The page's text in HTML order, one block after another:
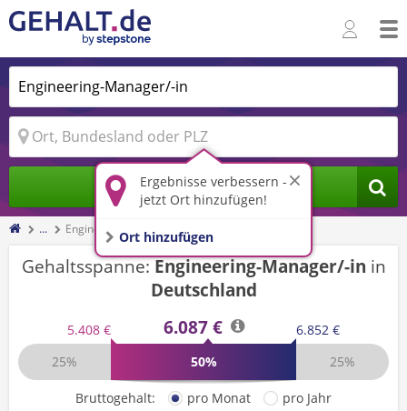
Ergebnisse verbessern -
jetzt Ort hinzufügen!
Ort hinzufügen
Jobs finden
... Engineering-Manager/-in
Gehaltsspanne:Engineering-Manager/-in in
Deutschland
5.408 € 6.087 €
6.852 €
25%
50% 25%
Bruttogehalt: pro Monat
pro Jahr